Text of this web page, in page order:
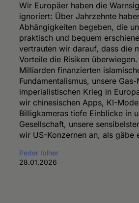
Wir Europäer haben die
ignoriert: Über Jahrzehnte
Abhängigkeiten begeben, die
praktisch und bequem
vertrauten wir darauf, dass die
Vorteile die Risiken
Milliarden finanzierten
Fundamentalismus, unsere
imperialistischen Krieg in
wir chinesischen Apps, KI-
Billigkameras tiefe Einblicke in
Gesellschaft, unsere
wir US-Konzernen an, als gäbe
Peder Iblher
28.01.2026